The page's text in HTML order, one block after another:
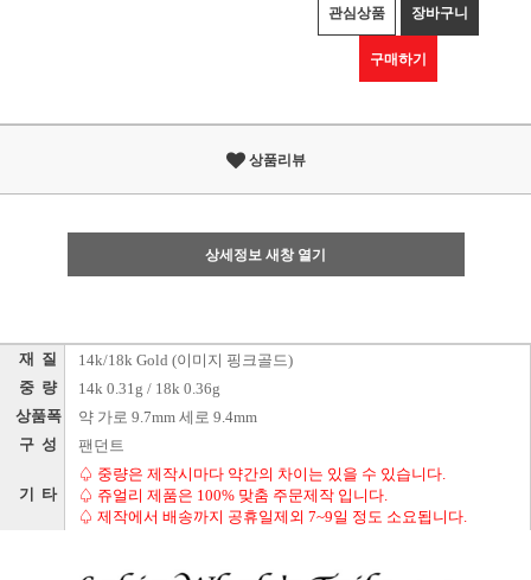
관심상품 장바구니
구매하기
상품리뷰
상세정보 새창 열기
재 질 14k/18k Gold (이미지 핑크골드)
중 량 14k 0.31g / 18k 0.36g
상품폭 약 가로 9.7mm 세로 9.4mm
구 성 팬던트
기 타
♤ 중량은 제작시마다 약간의 차이는 있을 수 있습니다.
♤ 쥬얼리 제품은 100% 맞춤 주문제작 입니다.
♤ 제작에서 배송까지 공휴일제외 7~9일 정도 소요됩니다.